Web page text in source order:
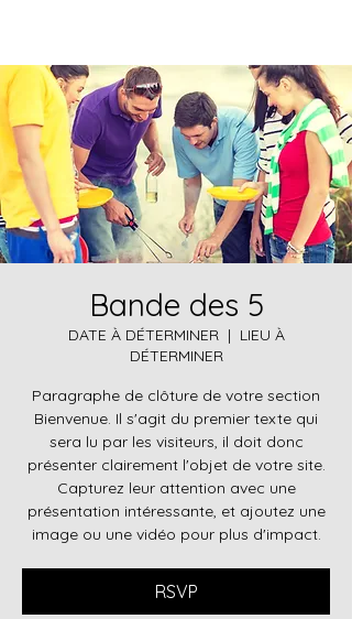
Bande des 5
DATE À DÉTERMINER
  |
LIEU À
DÉTERMINER
Paragraphe de clôture de votre section
Bienvenue. Il s'agit du premier texte qui
sera lu par les visiteurs, il doit donc
présenter clairement l'objet de votre site.
Capturez leur attention avec une
présentation intéressante, et ajoutez une
image ou une vidéo pour plus d'impact.
RSVP